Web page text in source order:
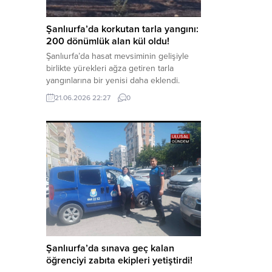
Haber Merkezi – Soruşturmanın
odağında, özellikle 6 Şubat...
Şanlıurfa’da korkutan tarla yangını:
200 dönümlük alan kül oldu!
Şanlıurfa’da hasat mevsiminin gelişiyle
birlikte yürekleri ağza getiren tarla
yangınlarına bir yenisi daha eklendi.
Hilvan ilçesinde çıkan yangında, 50
dönümü biçilmemiş buğday olmak üzere
teslim olarak küle döndü. Haber Merkezi
– Yangın, Şanlıurfa’nın Hilvan ilçesine
bağlı Agilmuz köyünde meydana geldi.
Edinilen bilgilere göre, henüz
belirlenemeyen...
21.06.2026 22:27 0
Şanlıurfa’da sınava geç kalan
öğrenciyi zabıta ekipleri yetiştirdi!